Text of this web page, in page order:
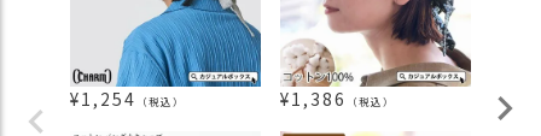
¥1,254 （税込） ¥1,386 （税込） ¥